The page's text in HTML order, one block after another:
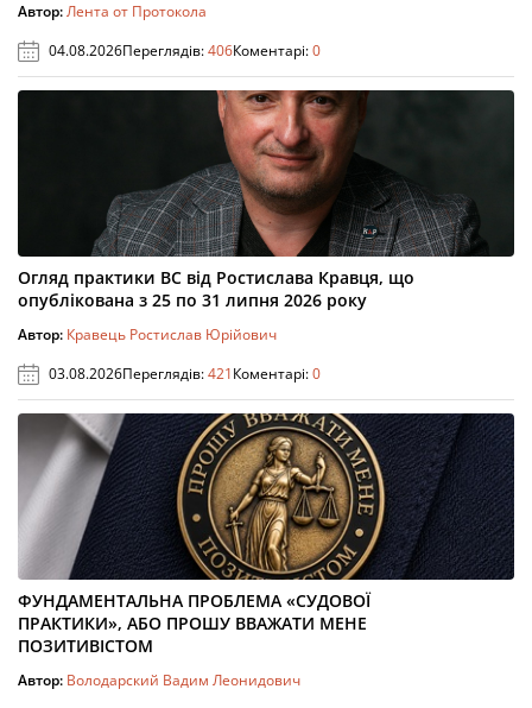
Автор:Лента от Протокола
04.08.2026Переглядів:406Коментарі:0
Огляд практики ВС від Ростислава Кравця, що
опублікована з 25 по 31 липня 2026 року
Автор: Кравець Ростислав Юрійович
03.08.2026Переглядів:421Коментарі:0
ФУНДАМЕНТАЛЬНА ПРОБЛЕМА «СУДОВОЇ
ПРАКТИКИ», АБО ПРОШУ ВВАЖАТИ МЕНЕ
ПОЗИТИВІСТОМ
Автор: Володарский Вадим Леонидович